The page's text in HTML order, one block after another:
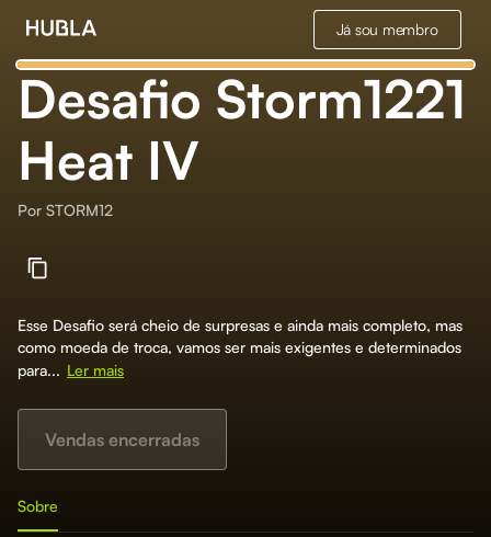
Já sou membro
Desafio Storm1221
Heat IV
Por STORM12
Esse Desafio será cheio de surpresas e ainda mais completo, mas
como moeda de troca, vamos ser mais exigentes e determinados
para... Ler mais
Vendas encerradas
Sobre